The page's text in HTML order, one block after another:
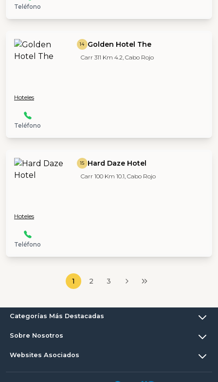
Teléfono
14 Golden Hotel The
Carr 311 Km 4.2, Cabo Rojo
Hoteles
Teléfono
15 Hard Daze Hotel
Carr 100 Km 10.1, Cabo Rojo
Hoteles
Teléfono
1 2 3
Categorías Más Destacadas
Sobre Nosotros
Websites Asociados